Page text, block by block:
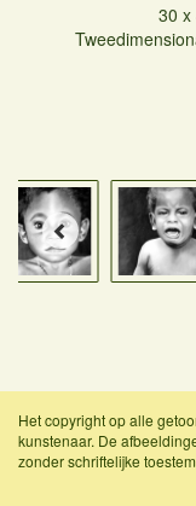
30
Het copyright op alle
kunstenaar. De
zonder schriftelijke